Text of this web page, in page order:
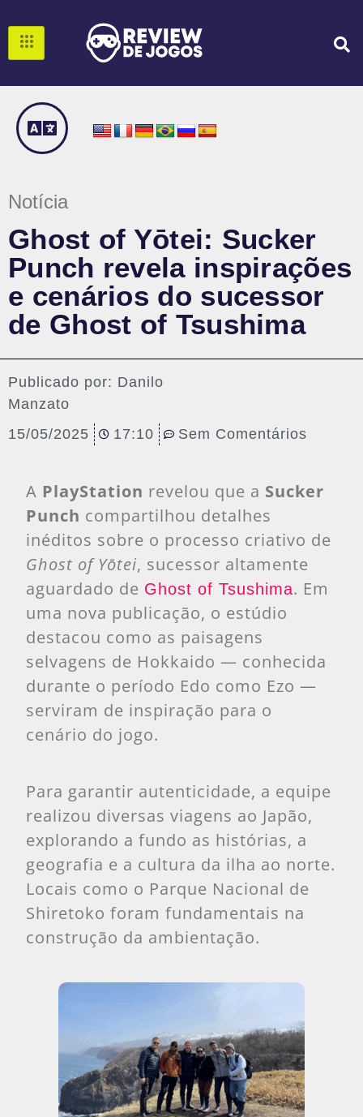
Notícia
Ghost of Yōtei: Sucker
Punch revela inspirações
e cenários do sucessor
de Ghost of Tsushima
Publicado por: Danilo
Manzato
15/05/2025
17:10 Sem Comentários
A PlayStation revelou que a Sucker
Punch compartilhou detalhes
inéditos sobre o processo criativo de
Ghost of Yōtei, sucessor altamente
aguardado de Ghost of Tsushima. Em
uma nova publicação, o estúdio
destacou como as paisagens
selvagens de Hokkaido — conhecida
durante o período Edo como Ezo —
serviram de inspiração para o
cenário do jogo.
Para garantir autenticidade, a equipe
realizou diversas viagens ao Japão,
explorando a fundo as histórias, a
geografia e a cultura da ilha ao norte.
Locais como o Parque Nacional de
Shiretoko foram fundamentais na
construção da ambientação.